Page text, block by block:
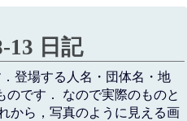
13 日記
登場する人名・団体名・地
です． なので実際のものと
から，写真のように見える画